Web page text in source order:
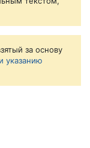
за основу
указанию